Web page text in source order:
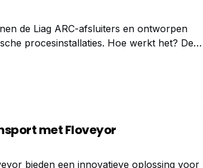
de Liag ARC-afsluiters en ontworpen
procesinstallaties. Hoe werkt het? De
poort die onder 135°/45° op de rechte
met Floveyor
bieden een innovatieve oplossing voor